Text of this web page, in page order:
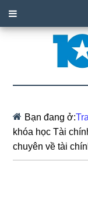
Bạn đang ở:
khóa học Tài
chuyên về tài